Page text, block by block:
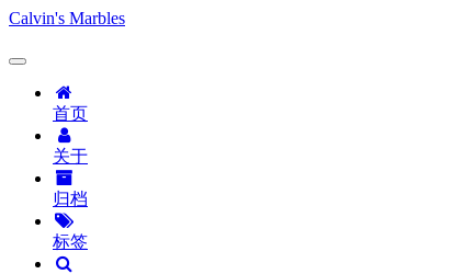
Calvin's Marbles
首页
关于
归档
标签